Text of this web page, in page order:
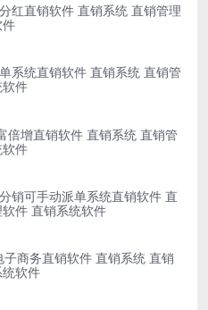
红直销软件 直销系统 直销管理
系统直销软件 直销系统 直销管
件
倍增直销软件 直销系统 直销管
件
销可手动派单系统直销软件 直
件 直销系统软件
子商务直销软件 直销系统 直销
软件